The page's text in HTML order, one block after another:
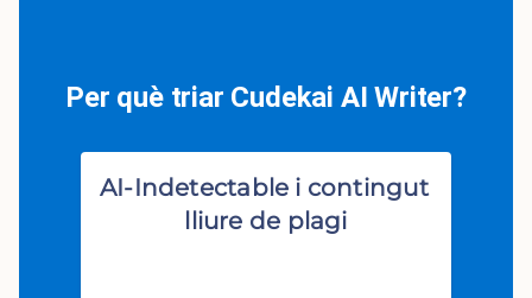
Per què triar Cudekai AI Writer?
AI-Indetectable i contingut
lliure de plagi